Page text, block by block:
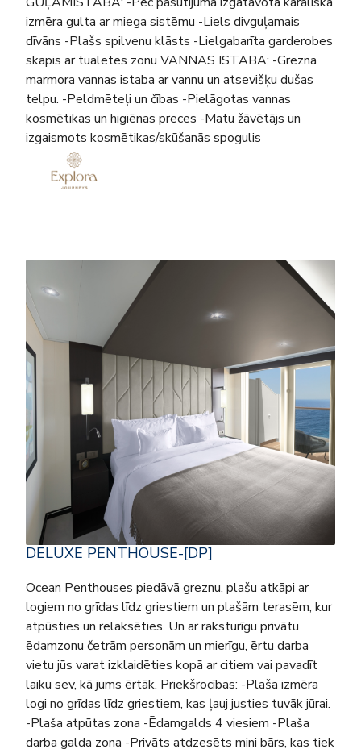
izmēra gulta ar miega sistēmu -Liels divguļamais
dīvāns -Plašs spilvenu klāsts -Lielgabarīta garderobes
skapis ar tualetes zonu VANNAS ISTABA: -Grezna
marmora vannas istaba ar vannu un atsevišķu dušas
telpu. -Peldmēteļi un čības -Pielāgotas vannas
kosmētikas un higiēnas preces -Matu žāvētājs un
izgaismots kosmētikas/skūšanās spogulis
DELUXE PENTHOUSE-[DP]
Ocean Penthouses piedāvā greznu, plašu atkāpi ar
logiem no grīdas līdz griestiem un plašām terasēm, kur
atpūsties un relaksēties. Un ar raksturīgu privātu
ēdamzonu četrām personām un mierīgu, ērtu darba
vietu jūs varat izklaidēties kopā ar citiem vai pavadīt
laiku sev, kā jums ērtāk. Priekšrocības: -Plaša izmēra
logi no grīdas līdz griestiem, kas ļauj justies tuvāk jūrai.
-Plaša atpūtas zona -Ēdamgalds 4 viesiem -Plaša
darba galda zona -Privāts atdzesēts mini bārs, kas tiek